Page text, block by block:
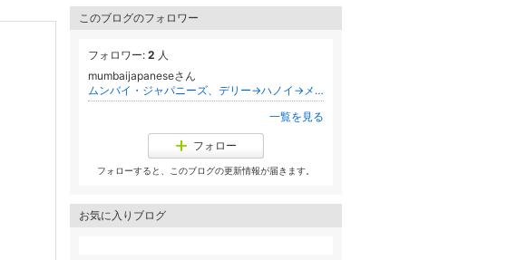
このブログのフォロワー
フォロワー: 2 人
mumbaijapaneseさん
ムンバイ・ジャパニーズ、デリー→ハノイ→メキシコ・レオン、そしてシカゴへ
一覧を見る
フォロー
フォローすると、このブログの更新情報が届きます。
お気に入りブログ